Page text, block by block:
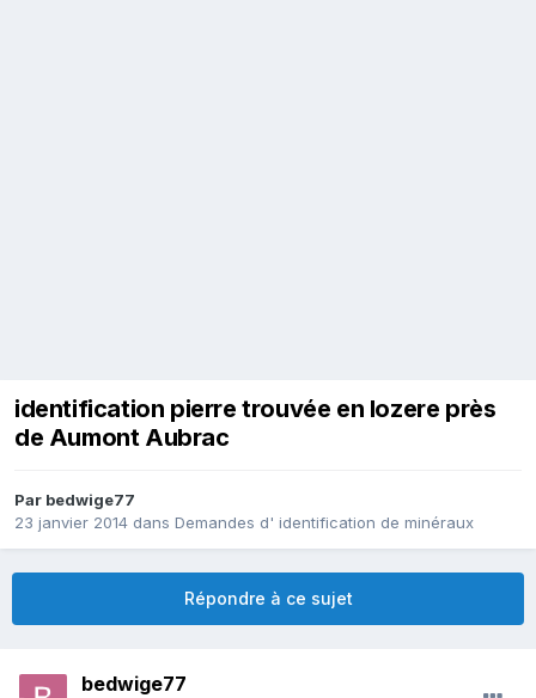
identification pierre trouvée en lozere près
de Aumont Aubrac
Par bedwige77
23 janvier 2014 dans Demandes d' identification de minéraux
Répondre à ce sujet
bedwige77